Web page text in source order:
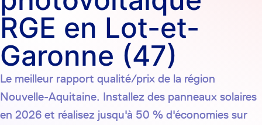
RGE en Lot-et-
Garonne (47)
Le meilleur rapport qualité/prix de la région
Nouvelle-Aquitaine. Installez des panneaux solaires
en 2026 et réalisez jusqu'à 50 % d'économies sur